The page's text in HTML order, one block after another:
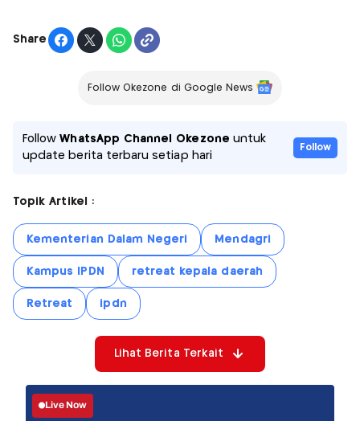
Share
Follow Okezone di Google News
FollowWhatsApp Channel Okezone untuk
update berita terbaru setiap hari
Follow
Topik Artikel :
Kementerian Dalam Negeri Mendagri
Kampus IPDN retreat kepala daerah
Retreat ipdn
Lihat Berita Terkait
Live Now